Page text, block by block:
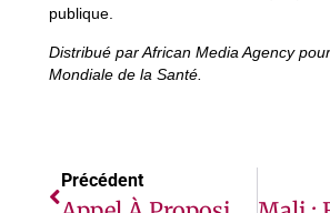
publique.
Distribué par African Media Agency
Mondiale de la Santé.
Précédent